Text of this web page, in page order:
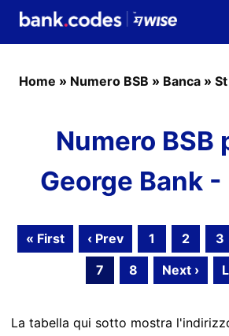
Home » Numero BSB » Banca »
Numero BSB
George Bank -
« First ‹ Prev 1 2 3
7
8 Next ›
La tabella qui sotto mostra